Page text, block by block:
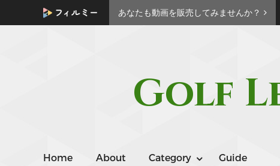
あなたも動画を販売してみませんか？
Golf
Home About Category Guide